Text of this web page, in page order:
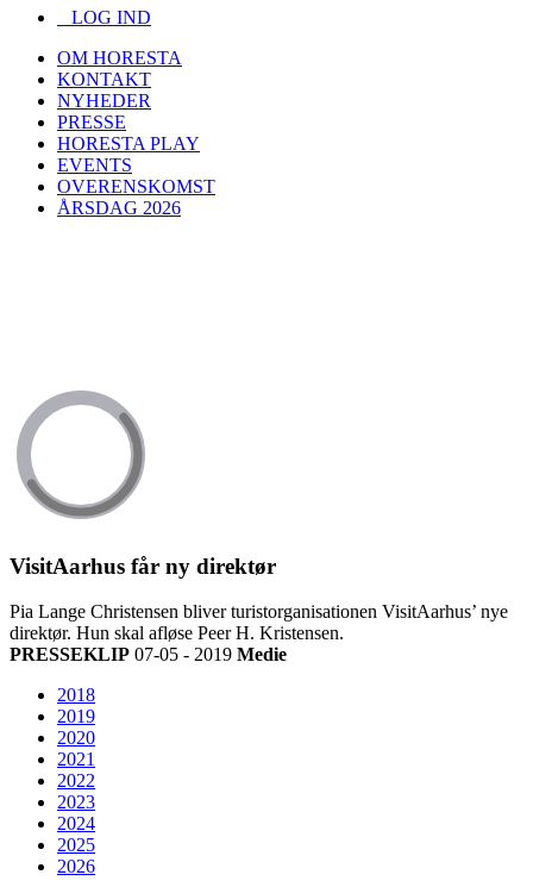
LOG IND
OM HORESTA
KONTAKT
NYHEDER
PRESSE
HORESTA PLAY
EVENTS
OVERENSKOMST
ÅRSDAG 2026
VisitAarhus får ny direktør
Pia Lange Christensen bliver turistorganisationen VisitAarhus’ nye
direktør. Hun skal afløse Peer H. Kristensen.
PRESSEKLIP 07-05 - 2019 Medie
2018
2019
2020
2021
2022
2023
2024
2025
2026